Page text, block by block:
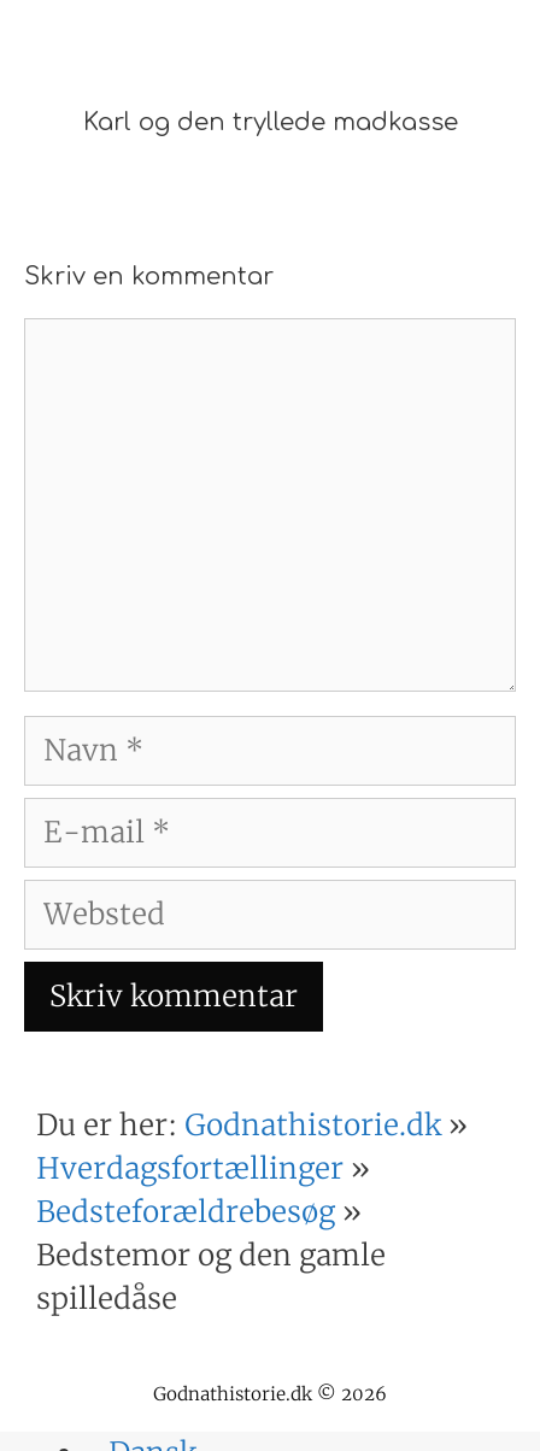
Karl og den tryllede madkasse
Skriv en kommentar
Navn
E-
mail
Websted
Du er her: Godnathistorie.dk»
Hverdagsfortællinger »
Bedsteforældrebesøg »
Bedstemor og den gamle
spilledåse
Godnathistorie.dk © 2026